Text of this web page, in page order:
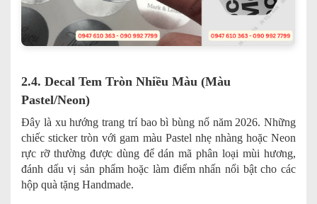
2.4. Decal Tem Tròn Nhiều Màu (Màu
Pastel/Neon)
Đây là xu hướng trang trí bao bì bùng nổ năm 2026. Những
chiếc sticker tròn với gam màu Pastel nhẹ nhàng hoặc Neon
rực rỡ thường được dùng để dán mã phân loại mùi hương,
đánh dấu vị sản phẩm hoặc làm điểm nhấn nổi bật cho các
hộp quà tặng Handmade.